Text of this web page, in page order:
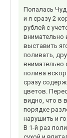
Попалась
и я сразу 2
рублей с
внимательно
выставить
поливать,
внимательно
полива
сразу
цветов.
видно, что в
порядке
нарушить и
В 1-й раз